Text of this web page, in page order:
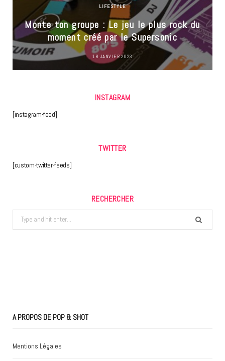
LIFESTYLE
Monte ton groupe : Le jeu le plus rock du
moment créé par le Supersonic
18 JANVIER 2023
INSTAGRAM
[instagram-feed]
TWITTER
[custom-twitter-feeds]
RECHERCHER
Search
for:
A PROPOS DE POP & SHOT
Mentions Légales